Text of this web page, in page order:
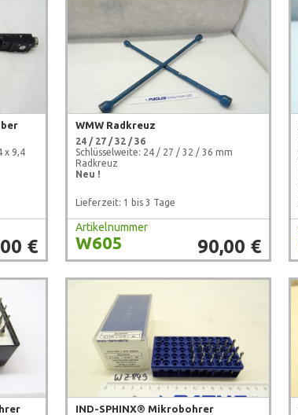
x 9,4
€
WMW Radkreuz
24 / 27 / 32 / 36
Schlüsselweite: 24 / 27 / 32 / 36 mm
Radkreuz
Neu !
Lieferzeit: 1 bis 3 Tage
Artikelnummer
W605 90,00 €
IND-SPHINX® Mikrobohrer